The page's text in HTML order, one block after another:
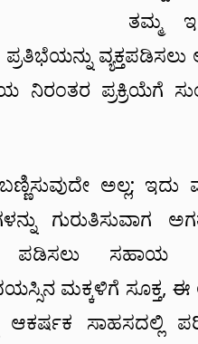
ತಮ್ಮ
ನಿರಂತರ ಪ್ರಕ್ರಿಯೆಗೆ
ಅಲ್ಲ; ಇದು
ಗುರುತಿಸುವಾಗ
ಪಡಿಸಲು ಸಹಾಯ
ಮಕ್ಕಳಿಗೆ ಸೂಕ್ತ, ಈ
ಸಾಹಸದಲ್ಲಿ